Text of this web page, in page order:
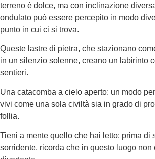
terreno è dolce, ma con inclinazione
ondulato può essere percepito in modo
punto in cui ci si trova.
Queste lastre di pietra, che stazionano
in un silenzio solenne, creano un labirinto
sentieri.
Una catacomba a cielo aperto: un modo
vivi come una sola civiltà sia in grado di
follia.
Tieni a mente quello che hai letto: prima di
sorridente, ricorda che in questo luogo non